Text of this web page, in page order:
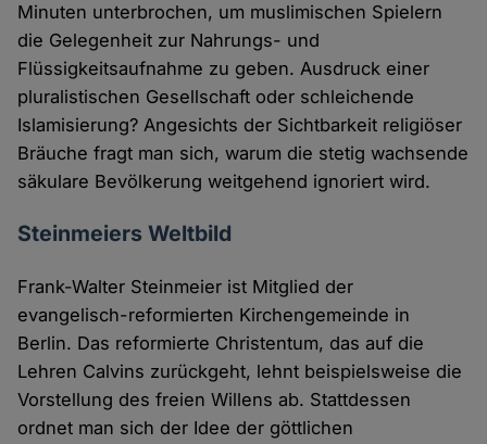
Minuten unterbrochen, um muslimischen Spielern
die Gelegenheit zur Nahrungs- und
Flüssigkeitsaufnahme zu geben. Ausdruck einer
pluralistischen Gesellschaft oder schleichende
Islamisierung? Angesichts der Sichtbarkeit religiöser
Bräuche fragt man sich, warum die stetig wachsende
säkulare Bevölkerung weitgehend ignoriert wird.
Steinmeiers Weltbild
Frank-Walter Steinmeier ist Mitglied der
evangelisch-reformierten Kirchengemeinde in
Berlin. Das reformierte Christentum, das auf die
Lehren Calvins zurückgeht, lehnt beispielsweise die
Vorstellung des freien Willens ab. Stattdessen
ordnet man sich der Idee der göttlichen